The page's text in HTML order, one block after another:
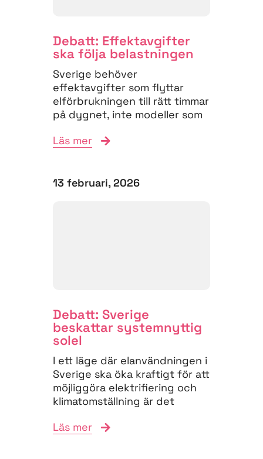
Debatt: Effektavgifter
ska följa belastningen
Sverige behöver
effektavgifter som flyttar
elförbrukningen till rätt timmar
på dygnet, inte modeller som
elräkning utifrån enstaka...
Läs mer
13 februari, 2026
Debatt: Sverige
beskattar system­nyttig
solel
I ett läge där elanvändningen i
Sverige ska öka kraftigt för att
möjliggöra elektrifiering och
klimatomställning är det
Läs mer